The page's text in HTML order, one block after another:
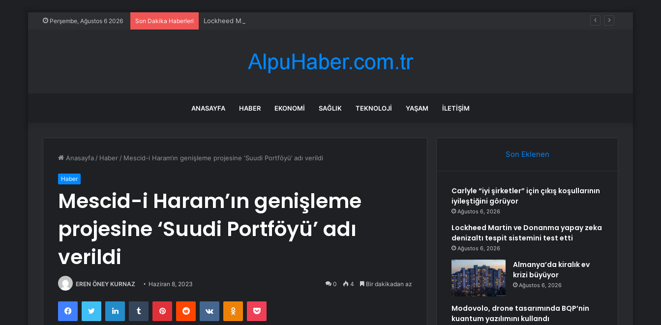
Perşembe, Ağustos 6 2026 Son Dakika Haberleri Lockheed Martin ve Donanma yapay zeka denizaltı tespit sistemini test etti
ANASAYFA HABER EKONOMI SAĞLIK TEKNOLOJI YAŞAM İLETIŞIM
Anasayfa / Haber / Mescid-i Haram’ın genişleme projesine ‘Suudi Portföyü’ adı verildi
Haber
Mescid-i Haram’ın genişleme
projesine ‘Suudi Portföyü’ adı
verildi
EREN ÖNEY KURNAZ Haziran 8, 2023 0 4 Bir dakikadan az
FacebookTwitter LinkedInTumblr PinterestReddit VKontakteOdnoklassniki
Pocket
Son Eklenen
Carlyle “iyi şirketler” için çıkış koşullarının
iyileştiğini görüyor
Ağustos 6, 2026
Lockheed Martin ve Donanma yapay zeka
denizaltı tespit sistemini test etti
Ağustos 6, 2026
Almanya’da kiralık ev
krizi büyüyor
Ağustos 6, 2026
Modovolo, drone tasarımında BQP’nin
kuantum yazılımını kullandı